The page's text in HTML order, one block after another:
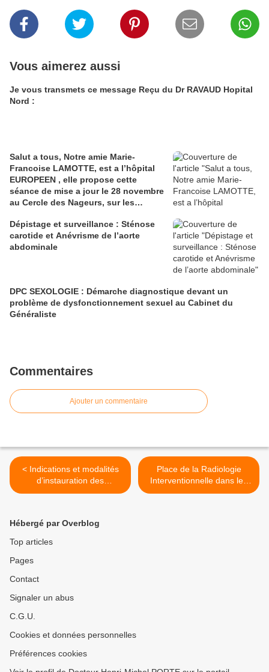
Vous aimerez aussi
Je vous transmets ce message Reçu du Dr RAVAUD Hopital
Nord :
Salut a tous, Notre amie Marie-
Francoise LAMOTTE, est a l’hôpital
EUROPEEN , elle propose cette
séance de mise a jour le 28 novembre
au Cercle des Nageurs, sur les
Dépistage et surveillance : Sténose
carotide et Anévrisme de l’aorte
abdominale
DPC SEXOLOGIE : Démarche diagnostique devant un
problème de dysfonctionnement sexuel au Cabinet du
Généraliste
Commentaires
Ajouter un commentaire
< Indications et modalités
d’instauration des
traitements injectables dans
Place de la Radiologie
Interventionnelle dans les
pathologies Ostéo-
Hébergé par Overblog
Top articles
Pages
Contact
Signaler un abus
C.G.U.
Cookies et données personnelles
Préférences cookies